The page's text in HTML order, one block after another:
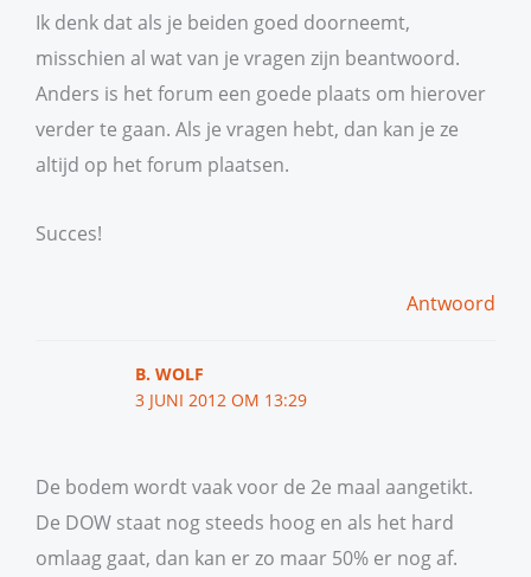
Ik denk dat als je beiden goed doorneemt,
misschien al wat van je vragen zijn beantwoord.
Anders is het forum een goede plaats om hierover
verder te gaan. Als je vragen hebt, dan kan je ze
altijd op het forum plaatsen.
Succes!
Antwoord
B. WOLF
3 JUNI 2012 OM 13:29
De bodem wordt vaak voor de 2e maal aangetikt.
De DOW staat nog steeds hoog en als het hard
omlaag gaat, dan kan er zo maar 50% er nog af.